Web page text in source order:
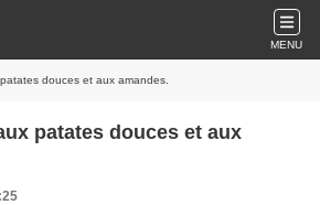
MENU
douces et aux amandes.
patates douces et aux